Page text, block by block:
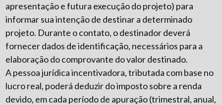
apresentação e futura execução do projeto) para
informar sua intenção de destinar a determinado
projeto. Durante o contato, o destinador deverá
fornecer dados de identificação, necessários para a
elaboração do comprovante do valor destinado.
A pessoa jurídica incentivadora, tributada com base no
lucro real, poderá deduzir do imposto sobre a renda
devido, em cada período de apuração (trimestral, anual,